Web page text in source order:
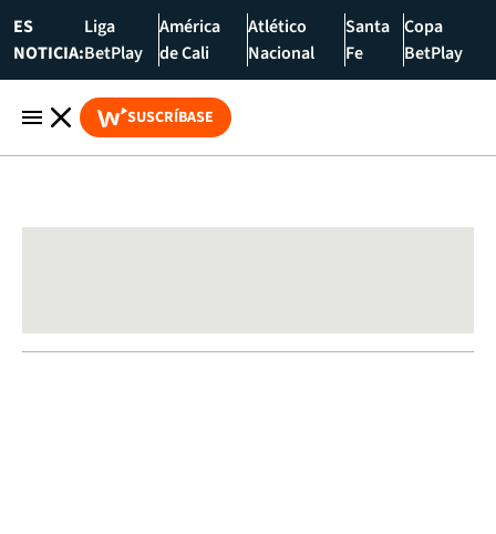
ES
NOTICIA:
Liga
BetPlay
América
de Cali
Atlético
Nacional
Santa
Fe
Copa
BetPlay
SUSCRÍBASE